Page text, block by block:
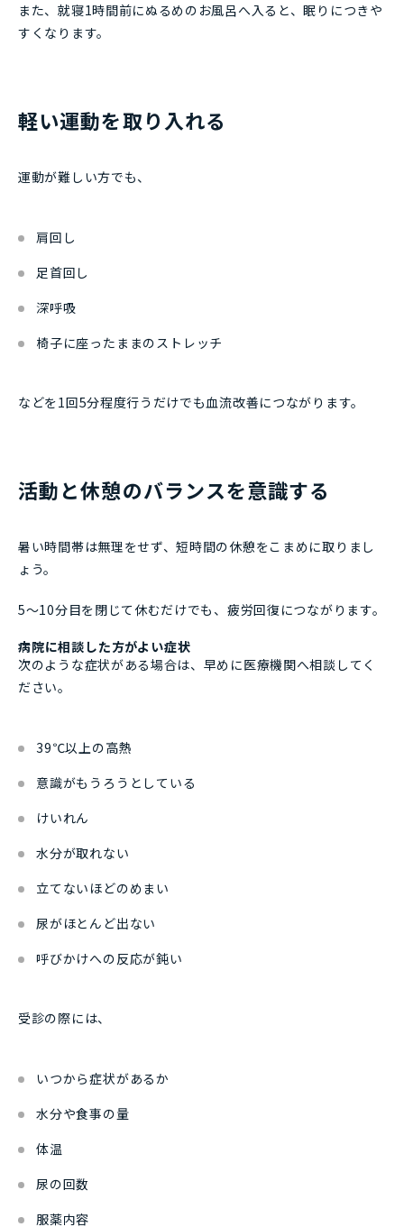
また、就寝1時間前にぬるめのお風呂へ入ると、眠りにつきや
すくなります。
軽い運動を取り入れる
運動が難しい方でも、
肩回し
足首回し
深呼吸
椅子に座ったままのストレッチ
などを1回5分程度行うだけでも血流改善につながります。
活動と休憩のバランスを意識する
暑い時間帯は無理をせず、短時間の休憩をこまめに取りまし
ょう。
5～10分目を閉じて休むだけでも、疲労回復につながります。
病院に相談した方がよい症状
次のような症状がある場合は、早めに医療機関へ相談してく
ださい。
39℃以上の高熱
意識がもうろうとしている
けいれん
水分が取れない
立てないほどのめまい
尿がほとんど出ない
呼びかけへの反応が鈍い
受診の際には、
いつから症状があるか
水分や食事の量
体温
尿の回数
服薬内容